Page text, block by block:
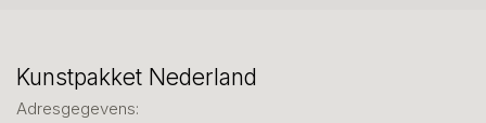
Kunstpakket Nederland
Adresgegevens: